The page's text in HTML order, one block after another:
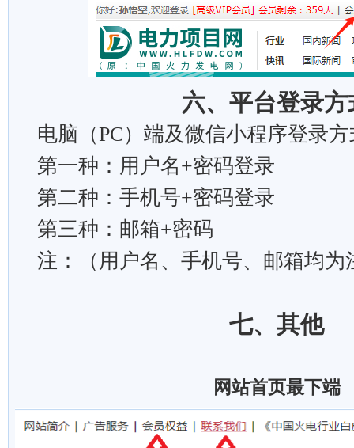
六、 平台登录方
电脑（PC）端及微信小程序登录
第一种：用户名+密码登录
第二种：手机号+密码登录
第三种：邮箱+密码
注：（用户名、手机号、邮箱均为
七、 其他
网站首页最下端